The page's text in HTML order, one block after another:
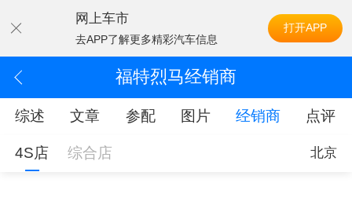
网上车市
去APP了解更多精彩汽车信息
打开APP
福特烈马经销商
综述 文章 参配 图片 经销商 点评
4S店 综合店 北京